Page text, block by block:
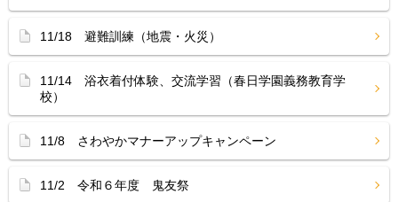
11/18 避難訓練（地震・火災）
11/14 浴衣着付体験、交流学習（春日学園義務教育学
校）
11/8 さわやかマナーアップキャンペーン
11/2 令和６年度 鬼友祭